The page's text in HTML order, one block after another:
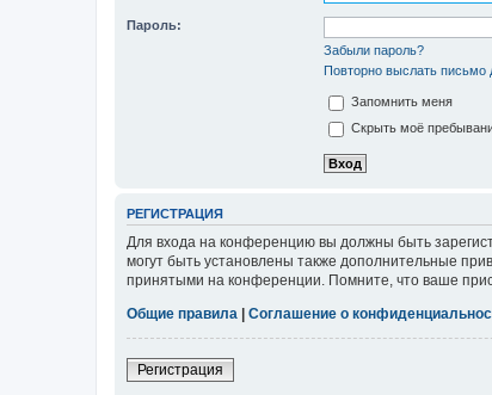
Пароль:
Забыли пароль?
Повторно выслать письмо
Запомнить меня
Скрыть моё
РЕГИСТРАЦИЯ
Для входа на конференцию вы должны быть
могут быть установлены также дополнительные
принятыми на конференции. Помните, что ваше
Общие правила | Соглашение о
Регистрация